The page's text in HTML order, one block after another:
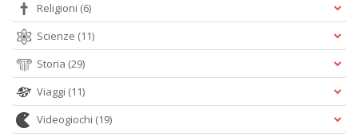
Religioni (6)
Scienze (11)
Storia (29)
Viaggi (11)
Videogiochi (19)